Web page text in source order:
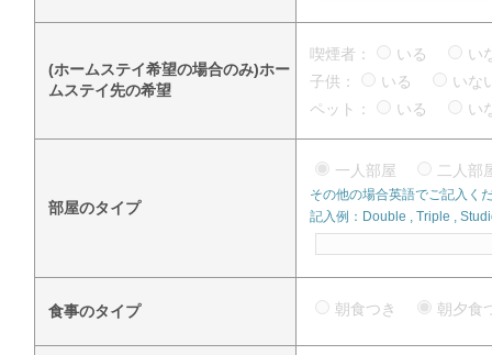
(ホームステイ希望の場合のみ)ホー
ムステイ先の希望
喫煙者： いる
い
子供：
いる
い
ペット：
いる い
部屋のタイプ
一人部屋 二人
その他の場合英語でご記入く
記入例：Double , Triple ,
食事のタイプ 朝食つき 朝夕